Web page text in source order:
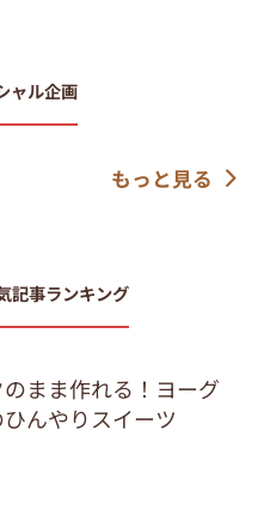
ャル企画
もっと見る
記事ランキング
まま作れる！ヨーグ
んやりスイーツ